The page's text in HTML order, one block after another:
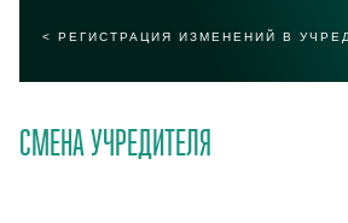
РЕГИСТРАЦИЯ ИЗМЕНЕНИЙ В
СМЕНА УЧРЕДИТЕЛЯ